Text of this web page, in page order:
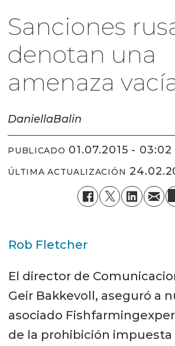
Sanciones
denotan una
amenaza
DaniellaBalin
PUBLICADO 01.07.2015 - 03:02
ÚLTIMA ACTUALIZACIÓN
Rob Fletcher
El director de
Geir Bakkevoll, aseguró a
asociado
de la prohibición impuesta